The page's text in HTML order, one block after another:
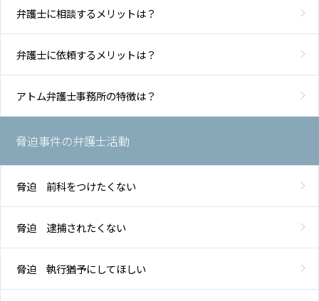
アク弁護士に相談するメリットは？
弁護士に依頼するメリットは？
アトム弁護士事務所の特徴は？
脅迫事件の弁護士活動
脅迫 前科をつけたくない
脅迫 逮捕されたくない
脅迫 執行猶予にしてほしい